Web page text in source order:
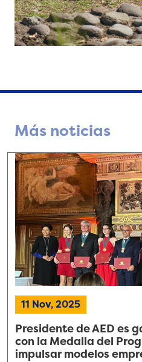
Más noticias
11 Nov, 2025
Presidente de AED es
con la Medalla del
impulsar modelos